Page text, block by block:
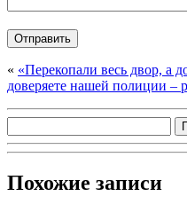
« «Перекопали весь двор, а
доверяете нашей полиции –
Похожие записи